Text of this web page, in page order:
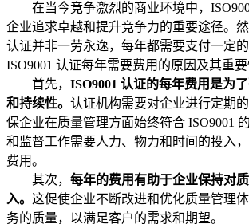
在当今竞争激烈的商业环境中，
企业追求卓越和提升竞争力的重要途径。然
认证并非一劳永逸，每年都需要支付一定
ISO9001 认证每年需要费用的原因及其重要
首先， ISO9001 认证的每年费用是为
和持续性。 认证机构需要对企业进行定期
保企业在质量管理方面始终符合 ISO9001
和监督工作需要人力、物力和时间的投入
费用。
其次， 每年的费用有助于企业保持对
入。 这促使企业不断改进和优化质量管理
务的质量，以满足客户的需求和期望。